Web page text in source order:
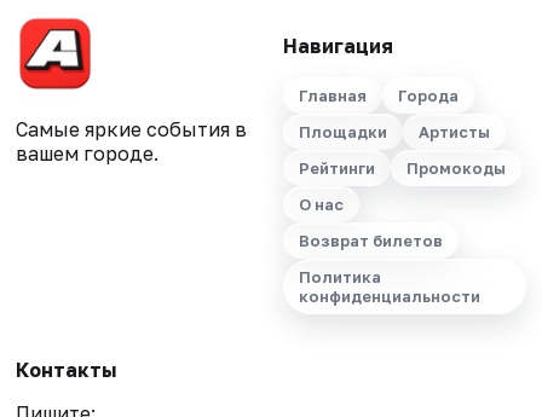
Самые яркие события в
вашем городе.
Навигация
Главная
Города
Площадки
Артисты
Рейтинги
Промокоды
О нас
Возврат билетов
Политика
конфиденциальности
Контакты